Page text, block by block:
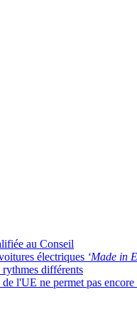
au Conseil
électriques ‘Made in
différents
l'UE ne permet pas